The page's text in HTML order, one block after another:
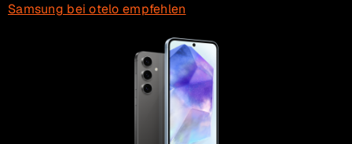
Samsung bei otelo empfehlen